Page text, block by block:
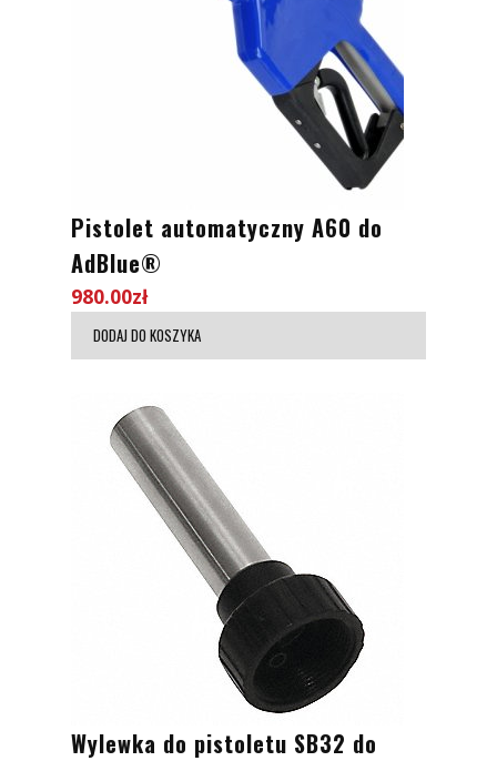
Pistolet automatyczny A60 do
AdBlue®
980.00zł
DODAJ DO KOSZYKA
Wylewka do pistoletu SB32 do